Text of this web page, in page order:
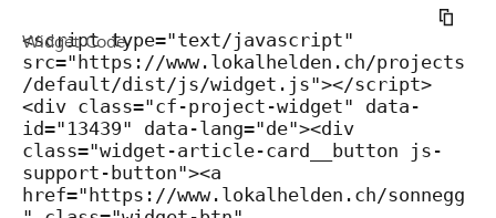
Widget Code